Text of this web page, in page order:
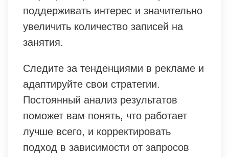
поддерживать интерес и значительно
увеличить количество записей на
занятия.
Следите за тенденциями в рекламе и
адаптируйте свои стратегии.
Постоянный анализ результатов
поможет вам понять, что работает
лучше всего, и корректировать
подход в зависимости от запросов